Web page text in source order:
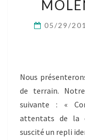
05/29/
Nous
de terrain.
suivante : «
attentats de la
suscité un repli